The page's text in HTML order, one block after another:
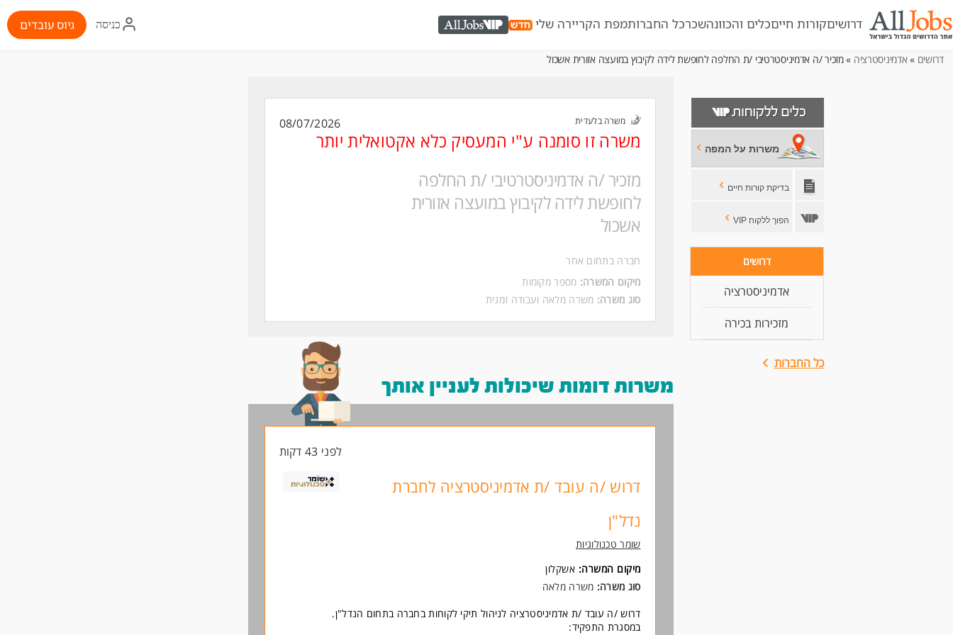
דרושיםקורות חייםכלים והכוונהשכרכל החברותמפת הקריירה שלי AllJobs VIP
איקון
התחברות
כניסה גיוס עובדים
דרושים » אדמיניסטרציה » מזכיר /ה אדמיניסטרטיבי /ת החלפה לחופשת לידה לקיבוץ במועצה אזורית אשכול
משרות על המפה
בדיקת קורות חיים
הפוך ללקוח VIP
דרושים
אדמיניסטרציה
מזכירות בכירה
כל החברות
משרה בלעדית 08/07/2026
משרה זו סומנה ע"י המעסיק כלא אקטואלית יותר
מזכיר /ה אדמיניסטרטיבי /ת החלפה
לחופשת לידה לקיבוץ במועצה אזורית
אשכול
חברה בתחום אחר
מיקום המשרה: מספר מקומות
סוג משרה: משרה מלאה ועבודה זמנית
משרות דומות שיכולות לעניין אותך
לפני 43 דקות
דרוש /ה עובד /ת אדמיניסטרציה לחברת
נדל"ן
שומר טכנולוגיות
מיקום המשרה: אשקלון
סוג משרה: משרה מלאה
דרוש /ה עובד /ת אדמיניסטרציה לניהול תיקי לקוחות בחברה בתחום הנדל"ן.
במסגרת התפקיד: